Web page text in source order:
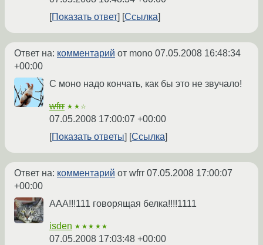
Показать ответ
Ссылка
Ответ на: комментарий от mono 07.05.2008 16:48:34
+00:00
С моно надо кончать, как бы это не звучало!
wfrr ★★☆
07.05.2008 17:00:07 +00:00
Показать ответы
Ссылка
Ответ на: комментарий от wfrr 07.05.2008 17:00:07
+00:00
ААА!!!111 говорящая белка!!!!1111
isden ★★★★★
07.05.2008 17:03:48 +00:00